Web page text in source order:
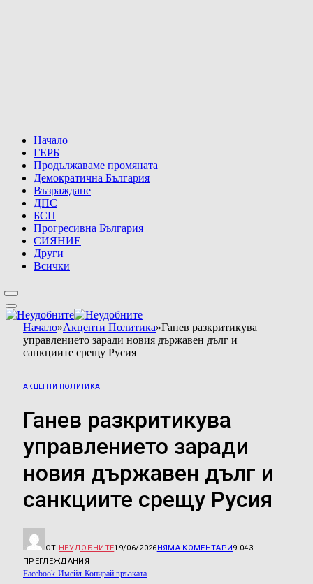
Начало
ГЕРБ
Продължаваме промяната
Демократична България
Възраждане
ДПС
БСП
Прогресивна България
СИЯНИЕ
Други
Всички
Начало»Акценти Политика»Ганев разкритикува
управлението заради новия държавен дълг и
санкциите срещу Русия
АКЦЕНТИ ПОЛИТИКА
Ганев разкритикува
управлението заради
новия държавен дълг и
санкциите срещу Русия
ОТ НЕУДОБНИТЕ19/06/2026НЯМА КОМЕНТАРИ9 043
ПРЕГЛЕЖДАНИЯ
Facebook Имейл Копирай връзката